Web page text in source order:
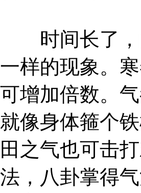
时间长了，
一样的现象。
可增加倍数。
就像身体箍个
田之气也可击
法，八卦掌得